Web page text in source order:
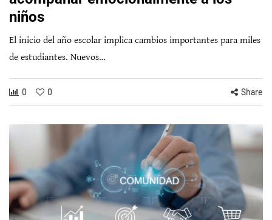
niños
El inicio del año escolar implica cambios importantes para miles
de estudiantes. Nuevos…
0 0 Share